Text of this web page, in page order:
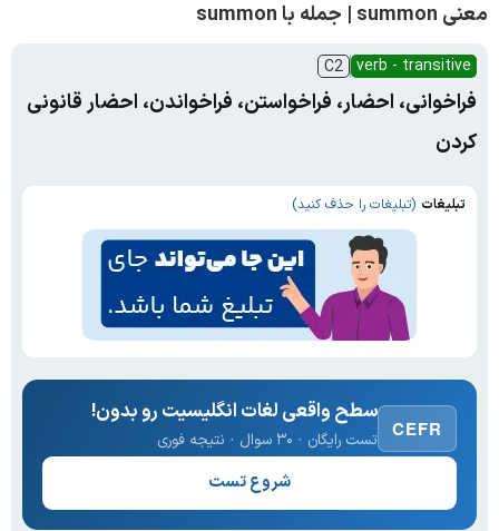
معنی summon | جمله با summon
verb - transitive
C2
فراخوانی، احضار، فراخواستن، فراخواندن، احضار قانونی
کردن
تبلیغات (تبلیغات را حذف کنید)
CEFR
سطح واقعی لغات انگلیسیت رو بدون!
تست رایگان · ۳۰ سوال · نتیجه فوری
شروع تست